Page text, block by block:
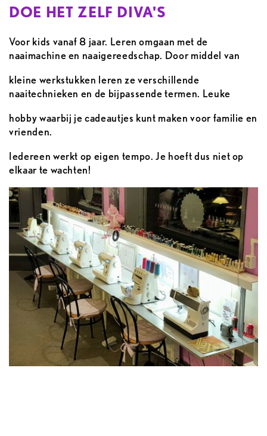
DOE HET ZELF DIVA'S
Voor kids vanaf 8 jaar. Leren omgaan met de
naaimachine en naaigereedschap. Door middel van
kleine werkstukken leren ze verschillende
naaitechnieken en de bijpassende termen. Leuke
hobby waarbij je cadeautjes kunt maken voor familie en
vrienden.
Iedereen werkt op eigen tempo. Je hoeft dus niet op
elkaar te wachten!